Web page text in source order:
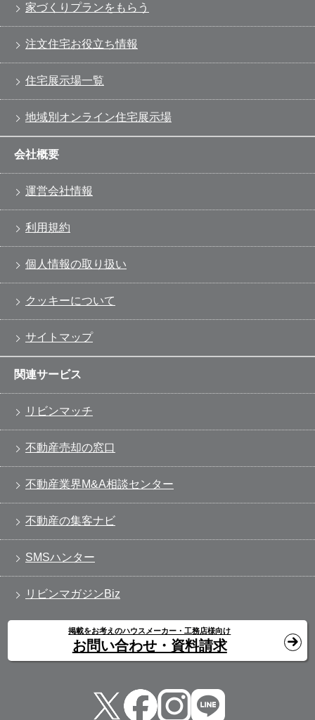
家づくりプランをもらう
注文住宅お役立ち情報
住宅展示場一覧
地域別オンライン住宅展示場
会社概要
運営会社情報
利用規約
個人情報の取り扱い
クッキーについて
サイトマップ
関連サービス
リビンマッチ
不動産売却の窓口
不動産業界M&A相談センター
不動産の集客ナビ
SMSハンター
リビンマガジンBiz
掲載をお考えのハウスメーカー・工務店様向け
お問い合わせ・資料請求